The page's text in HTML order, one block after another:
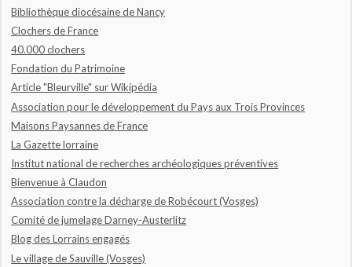
Bibliothèque diocésaine de Nancy
Clochers de France
40.000 clochers
Fondation du Patrimoine
Article "Bleurville" sur Wikipédia
Association pour le développement du Pays aux Trois Provinces
Maisons Paysannes de France
La Gazette lorraine
Institut national de recherches archéologiques préventives
Bienvenue à Claudon
Association contre la décharge de Robécourt (Vosges)
Comité de jumelage Darney-Austerlitz
Blog des Lorrains engagés
Le village de Sauville (Vosges)